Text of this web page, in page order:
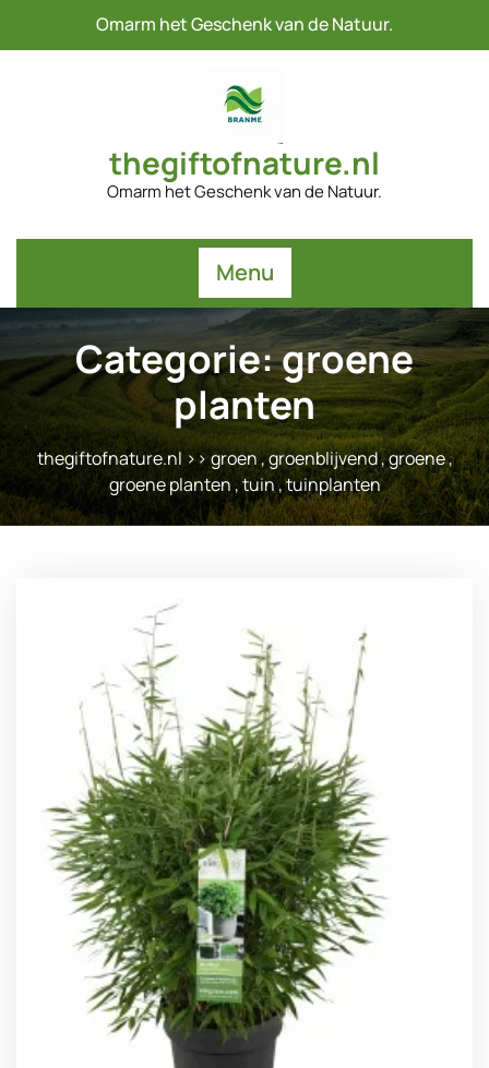
Omarm het Geschenk van de Natuur.
thegiftofnature.nl
Omarm het Geschenk van de Natuur.
Menu
Categorie:groene
planten
thegiftofnature.nl >>groen,groenblijvend,groene,
groene planten ,tuin,tuinplanten